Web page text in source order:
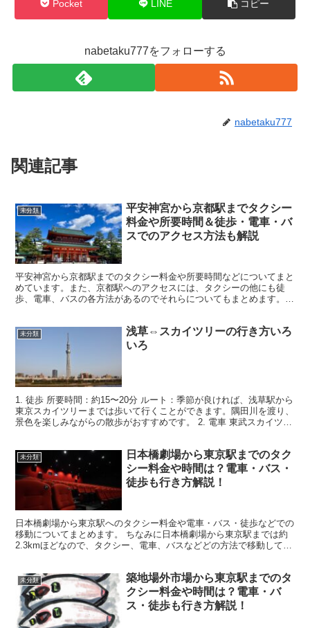
Pocket LINE コピー
nabetaku777をフォローする
nabetaku777
関連記事
未分類
平安神宮から京都駅までタクシー
料金や所要時間＆徒歩・電車・バ
スでのアクセス方法も解説
平安神宮から京都駅までのタクシー料金や所要時間などについてまと
めています。また、京都駅へのアクセスには、タクシーの他にも徒
歩、電車、バスの各方法があるのでそれらについてもまとめます。
未分類
浅草⇔スカイツリーの行き方いろ
いろ
1. 徒歩 所要時間：約15〜20分 ルート：季節が良ければ、浅草駅から
東京スカイツリーまでは歩いて行くことができます。隅田川を渡り、
景色を楽しみながらの散歩がおすすめです。 2. 電車 東武スカイツリ
未分類
日本橋劇場から東京駅までのタク
シー料金や時間は？電車・バス・
徒歩も行き方解説！
日本橋劇場から東京駅へのタクシー料金や電車・バス・徒歩などでの
移動についてまとめます。 ちなみに日本橋劇場から東京駅までは約
2.3kmほどなので、タクシー、電車、バスなどどの方法で移動しても
未分類
築地場外市場から東京駅までのタ
クシー料金や時間は？電車・バ
ス・徒歩も行き方解説！